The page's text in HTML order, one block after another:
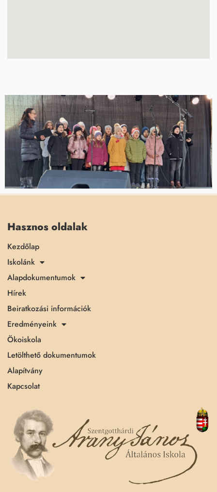
Hasznos oldalak
Kezdőlap
Iskolánk
Alapdokumentumok
Hírek
Beiratkozási információk
Eredményeink
Ökoiskola
Letölthető dokumentumok
Alapítvány
Kapcsolat